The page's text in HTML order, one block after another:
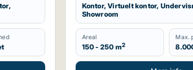
Kontor, Virtuelt kontor,
Showroom
Areal
150 - 250 m2
Max.